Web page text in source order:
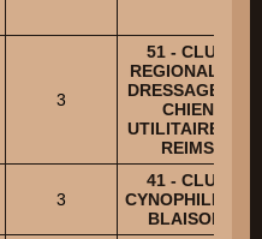
3
51 - CLUB
REGIONAL DE
DRESSAGE DU
CHIEN
UTILITAIRE DE
REIMS
3
41 - CLUB
CYNOPHILE DU
BLAISOIS